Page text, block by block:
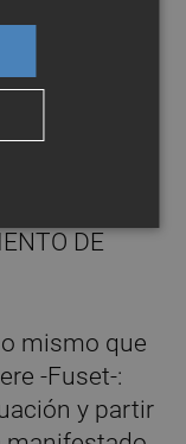
por el
las
aunque no
ha señalado
mismo que
-Fuset-:
y partir